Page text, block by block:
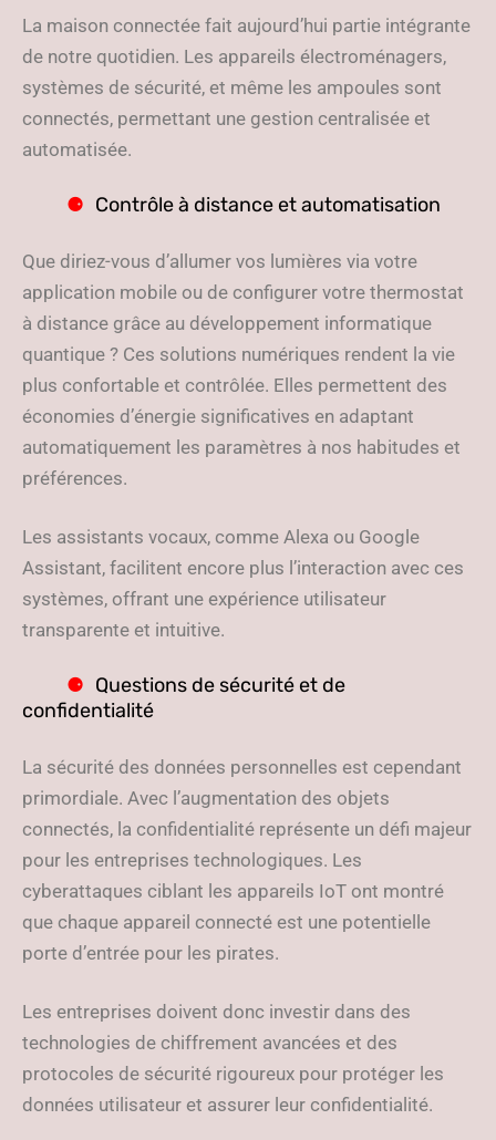
La maison connectée fait aujourd’hui partie intégrante
de notre quotidien. Les appareils électroménagers,
systèmes de sécurité, et même les ampoules sont
connectés, permettant une gestion centralisée et
automatisée.
Contrôle à distance et automatisation
Que diriez-vous d’allumer vos lumières via votre
application mobile ou de configurer votre thermostat
à distance grâce au développement informatique
quantique ? Ces solutions numériques rendent la vie
plus confortable et contrôlée. Elles permettent des
économies d’énergie significatives en adaptant
automatiquement les paramètres à nos habitudes et
préférences.
Les assistants vocaux, comme Alexa ou Google
Assistant, facilitent encore plus l’interaction avec ces
systèmes, offrant une expérience utilisateur
transparente et intuitive.
Questions de sécurité et de
confidentialité
La sécurité des données personnelles est cependant
primordiale. Avec l’augmentation des objets
connectés, la confidentialité représente un défi majeur
pour les entreprises technologiques. Les
cyberattaques ciblant les appareils IoT ont montré
que chaque appareil connecté est une potentielle
porte d’entrée pour les pirates.
Les entreprises doivent donc investir dans des
technologies de chiffrement avancées et des
protocoles de sécurité rigoureux pour protéger les
données utilisateur et assurer leur confidentialité.